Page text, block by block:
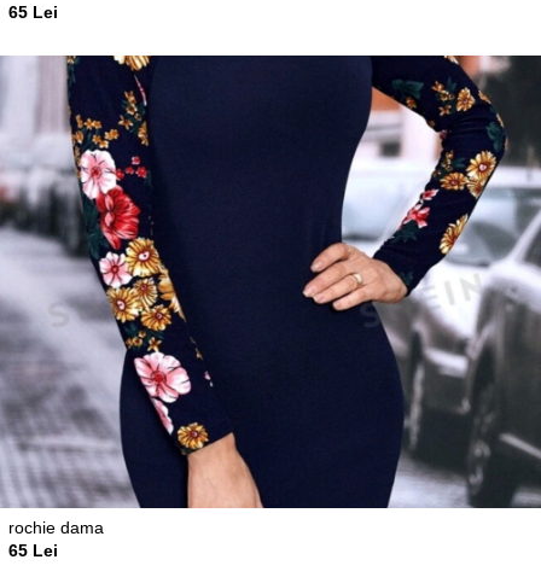
65 Lei
rochie dama
65 Lei